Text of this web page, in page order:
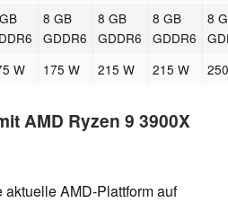
8 GB
GDDR6
8 GB
GDDR6
8 GB
GDDR6
8
W 175 W 215 W 215 W
AMD Ryzen 9 3900X
AMD-Plattform auf